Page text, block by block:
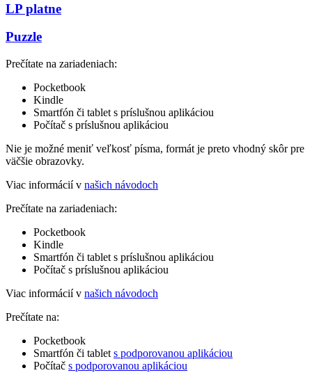
LP platne
Puzzle
Prečítate na zariadeniach:
Pocketbook
Kindle
Smartfón či tablet s príslušnou aplikáciou
Počítač s príslušnou aplikáciou
Nie je možné meniť veľkosť písma, formát je preto vhodný skôr pre
väčšie obrazovky.
Viac informácií v našich návodoch
Prečítate na zariadeniach:
Pocketbook
Kindle
Smartfón či tablet s príslušnou aplikáciou
Počítač s príslušnou aplikáciou
Viac informácií v našich návodoch
Prečítate na:
Pocketbook
Smartfón či tablet s podporovanou aplikáciou
Počítač s podporovanou aplikáciou